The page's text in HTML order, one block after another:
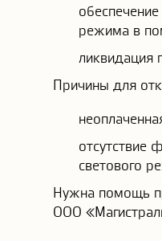
режима в
ликвидация
Причины для
отсутствие
светового
Нужна помощь
ООО